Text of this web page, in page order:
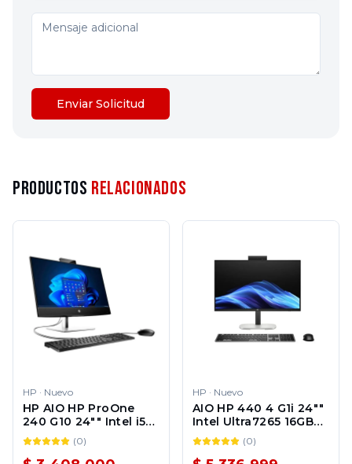
Enviar Solicitud
Productos Relacionados
HP · Nuevo
HP AIO HP ProOne
240 G10 24"" Intel i5-
1334U 8GB 512GB SSD
Windows 11 Pro 1Y
(0)
HP · Nuevo
AIO HP 440 4 G1i 24""
Intel Ultra7265 16GB
512GB SSD Windows
11 Pro
(0)